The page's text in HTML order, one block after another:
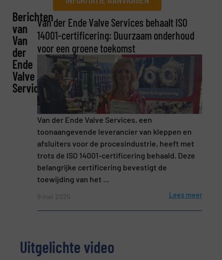
Informatie aanvragen
Naam (Vereist)
Bedrijf
(Vereist)
Berichten
van
Van
der
Ende
Valve
Services
Van der Ende Valve Services behaalt ISO
14001-certificering: Duurzaam onderhoud
voor een groene toekomst
Van der Ende Valve Services, een
toonaangevende leverancier van kleppen en
afsluiters voor de procesindustrie, heeft met
trots de ISO 14001-certificering behaald. Deze
belangrijke certificering bevestigt de
toewijding van het ...
9 mei 2025 Lees meer
Uitgelichte video